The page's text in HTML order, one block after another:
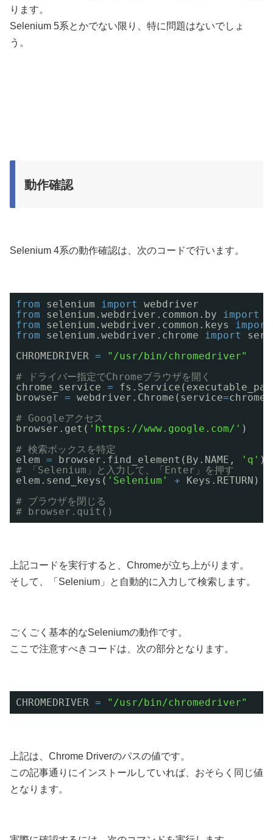
ります。
Selenium 5系とかでない限り、特に問題はないでしょ
う。
動作確認
Selenium 4系の動作確認は、次のコードで行います。
from selenium import
webdriver
from
selenium.webdriver.common.by import
from
selenium.webdriver.common.keys import
from
selenium.webdriver.chrome import
CHROMEDRIVER =
"/usr/bin/chromedriver"
# ドライバー指定でChromeブラウザを開く
chrome_service =
browser = webdriver.Chrome(service=
# Googleアクセス
browser.get( 'https://www.google.com/' )
# 検索ボックスを特定
elem = browser.find_element(By.NAME, 'q' )
# 「Selenium」と入力して、「Enter」を押す
elem.send_keys( 'Selenium' +
Keys.RETURN)
# ブラウザを閉じる
# browser.quit()
上記コードを実行すると、Chromeが立ち上がります。
そして、「Selenium」と自動的に入力して検索します。
ごくごく基本的なSeleniumの動作です。
ここで注意すべきコードは、次の部分となります。
CHROMEDRIVER = "/usr/bin/chromedriver"
上記は、Chrome Driverのパスの値です。
この記事通りにインストールしていれば、おそらく同じ値
となります。